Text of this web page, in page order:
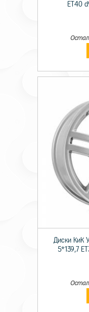
ET40
Диски КиК
5*139,7